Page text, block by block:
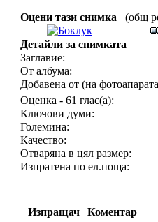
Оцени тази снимка (общ
Детайли за снимката
Заглавие:
От албума:
Добавена от (на
Оценка - 61 глас(а):
Ключови думи:
Големина:
Качество:
Отваряна в цял размер:
Изпратена по ел.поща:
Изпращач Коментар